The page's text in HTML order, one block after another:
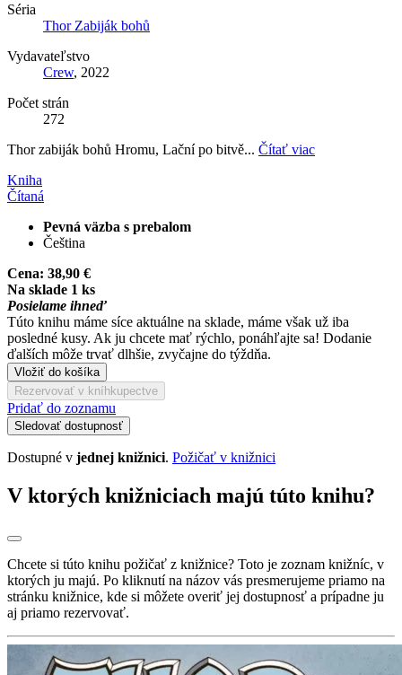
Séria
Thor Zabiják bohů
Vydavateľstvo
Crew, 2022
Počet strán
272
Thor zabiják bohů Hromu, Lační po bitvě... Čítať viac
Kniha
Čítaná
Pevná väzba s prebalom
Čeština
Cena: 38,90 €
Na sklade 1 ks
Posielame ihneď
Túto knihu máme síce aktuálne na sklade, máme však už iba
posledné kusy. Ak ju chcete mať rýchlo, ponáhľajte sa! Dodanie
ďalších môže trvať dlhšie, zvyčajne do týždňa.
Vložiť do košíka
Rezervovať v kníhkupectve
Pridať do zoznamu
Sledovať dostupnosť
Dostupné v jednej knižnici. Požičať v knižnici
V ktorých knižniciach majú túto knihu?
Chcete si túto knihu požičať z knižnice? Toto je zoznam knižníc, v
ktorých ju majú. Po kliknutí na názov vás presmerujeme priamo na
stránku knižnice, kde si môžete overiť jej dostupnosť a prípadne ju
aj priamo rezervovať.